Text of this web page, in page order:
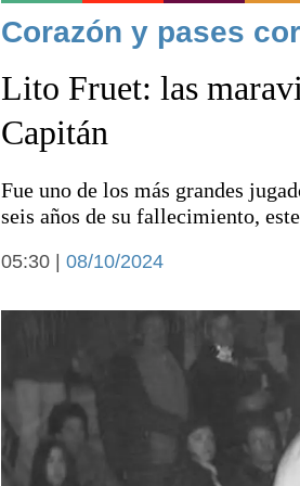
Noticias
Deportes
Arte y cultura
Economía y campo
Corazón y pases
Lito Fruet: las
Capitán
Fue uno de los más grandes
seis años de su fallecimiento,
05:30 | 08/10/2024